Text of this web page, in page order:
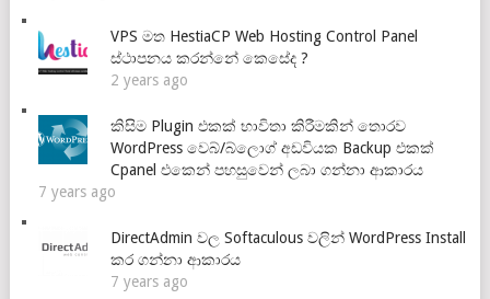
VPS මත HestiaCP Web Hosting Control Panel
ස්ථාපනය කරන්නේ කෙසේද ?
2 years ago
කිසිම Plugin එකක් භාවිතා කිරීමකින් තොරව
WordPress වෙබ්/බ්ලොග් අඩවියක Backup එකක්
Cpanel එකෙන් පහසුවෙන් ලබා ගන්නා ආකාරය
7 years ago
DirectAdmin වල Softaculous වලින් WordPress Install
කර ගන්නා ආකාරය
7 years ago